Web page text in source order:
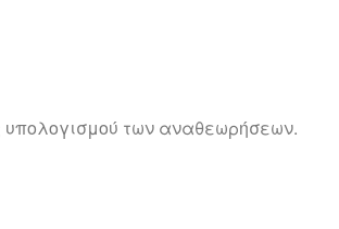
υπολογισμού των αναθεωρήσεων.